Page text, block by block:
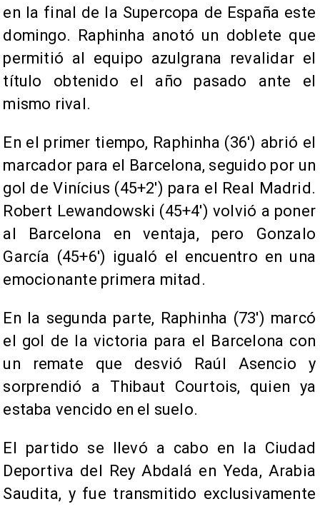
en la final de la Supercopa de España este
domingo. Raphinha anotó un doblete que
permitió al equipo azulgrana revalidar el
título obtenido el año pasado ante el
mismo rival.
En el primer tiempo, Raphinha (36') abrió el
marcador para el Barcelona, seguido por un
gol de Vinícius (45+2') para el Real Madrid.
Robert Lewandowski (45+4') volvió a poner
al Barcelona en ventaja, pero Gonzalo
García (45+6') igualó el encuentro en una
emocionante primera mitad.
En la segunda parte, Raphinha (73') marcó
el gol de la victoria para el Barcelona con
un remate que desvió Raúl Asencio y
sorprendió a Thibaut Courtois, quien ya
estaba vencido en el suelo.
El partido se llevó a cabo en la Ciudad
Deportiva del Rey Abdalá en Yeda, Arabia
Saudita, y fue transmitido exclusivamente